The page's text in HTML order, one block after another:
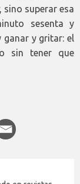
sino superar esa
sesenta y
y gritar: el
sin tener que